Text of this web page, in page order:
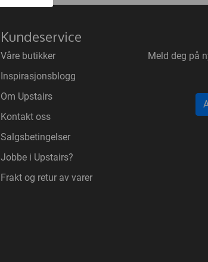
Kundeservice
Våre butikker
Inspirasjonsblogg
Om Upstairs
Kontakt oss
Salgsbetingelser
Jobbe i Upstairs?
Frakt og retur av varer
Meld deg på